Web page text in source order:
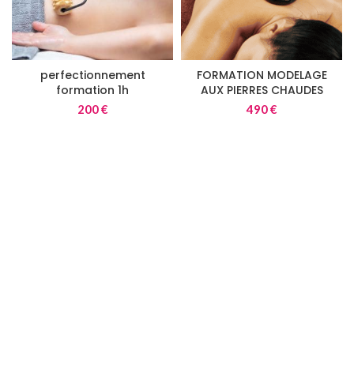
perfectionnement
formation 1h
200€
FORMATION MODELAGE
AUX PIERRES CHAUDES
490€